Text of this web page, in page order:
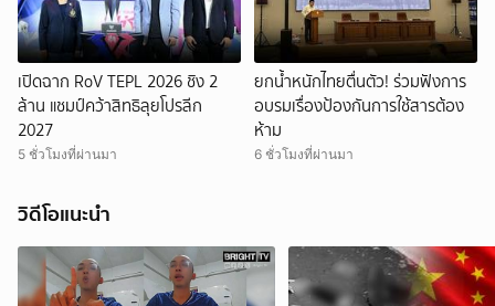
เปิดฉาก RoV TEPL 2026 ชิง 2
ล้าน แชมป์คว้าสิทธิลุยโปรลีก
2027
5 ชั่วโมงที่ผ่านมา
ยกน้ำหนักไทยตื่นตัว! ร่วมฟังการ
อบรมเรื่องป้องกันการใช้สารต้อง
ห้าม
6 ชั่วโมงที่ผ่านมา
วิดีโอแนะนำ